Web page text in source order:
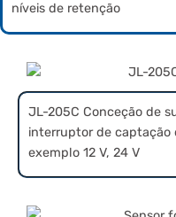
níveis de retenção
JL-205C Conceção de
interruptor de captação
exemplo 12 V, 24 V